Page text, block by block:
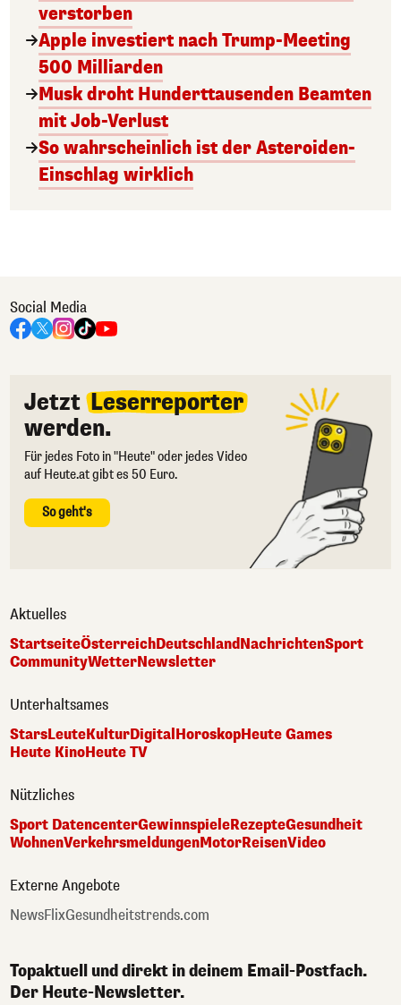
verstorben
Apple investiert nach Trump-Meeting
500 Milliarden
Musk droht Hunderttausenden Beamten
mit Job-Verlust
So wahrscheinlich ist der Asteroiden-
Einschlag wirklich
Social Media
Jetzt Leserreporter
werden.
Für jedes Foto in "Heute" oder jedes Video
auf Heute.at gibt es 50 Euro.
So geht's
Aktuelles
StartseiteÖsterreichDeutschlandNachrichtenSport
CommunityWetterNewsletter
Unterhaltsames
StarsLeuteKulturDigital HoroskopHeute Games
Heute KinoHeute TV
Nützliches
Sport DatencenterGewinnspieleRezepteGesundheit
WohnenVerkehrsmeldungenMotorReisenVideo
Externe Angebote
NewsFlixGesundheitstrends.com
Topaktuell und direkt in deinem Email-Postfach.
Der Heute-Newsletter.